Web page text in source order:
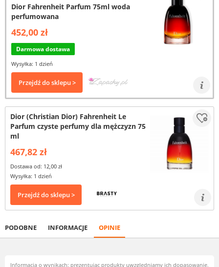
Dior Fahrenheit Parfum 75ml woda
perfumowana
452,00 zł
Darmowa dostawa
Wysyłka: 1 dzień
Przejdź do sklepu >
Dior (Christian Dior) Fahrenheit Le
Parfum czyste perfumy dla mężczyzn 75
ml
467,82 zł
Dostawa od: 12,00 zł
Wysyłka: 1 dzień
Przejdź do sklepu >
PODOBNE INFORMACJE OPINIE
Informacja o wynikach: prezentując produkty uwzględniamy ich dopasowanie,